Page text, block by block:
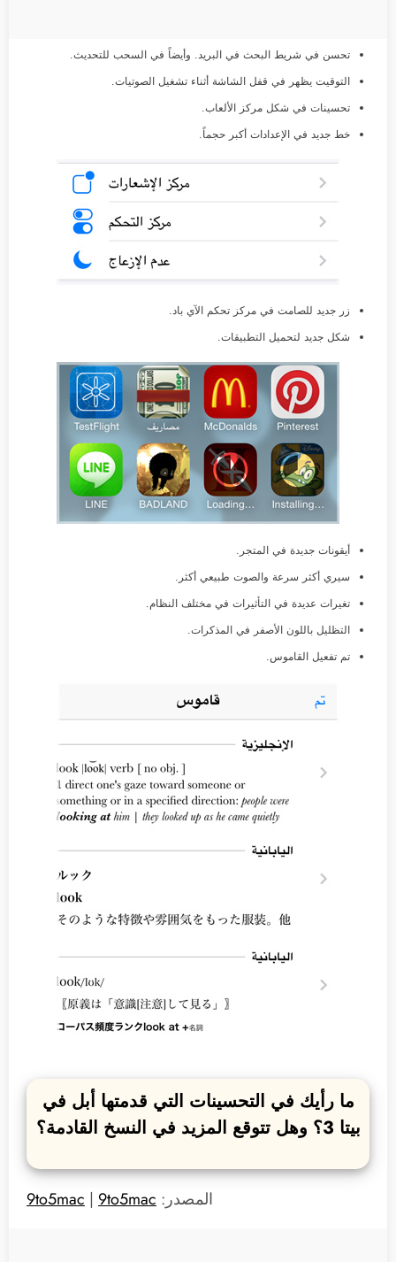
تحسن في شريط البحث في البريد. وأيضاً في السحب للتحديث.
التوقيت يظهر في قفل الشاشة أثناء تشغيل الصوتيات.
تحسينات في شكل مركز الألعاب.
خط جديد في الإعدادات أكبر حجماً.
زر جديد للصامت في مركز تحكم الآي باد.
شكل جديد لتحميل التطبيقات.
أيقونات جديدة في المتجر.
سيري أكثر سرعة والصوت طبيعي أكثر.
تغيرات عديدة في التأثيرات في مختلف النظام.
التظليل باللون الأصفر في المذكرات.
تم تفعيل القاموس.
ما رأيك في التحسينات التي قدمتها أبل في
بيتا 3؟ وهل تتوقع المزيد في النسخ القادمة؟
المصدر: 9to5mac | 9to5mac